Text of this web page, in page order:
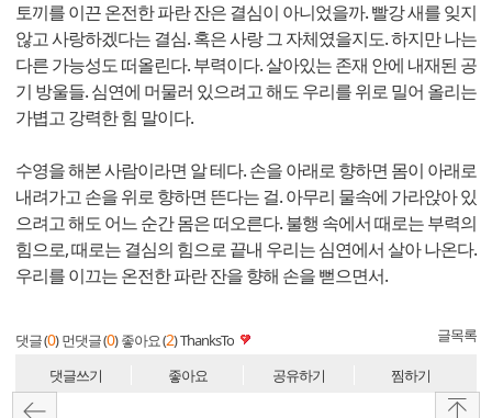
토끼를 이끈 온전한 파란 잔은 결심이 아니었을까. 빨강 새를 잊지
않고 사랑하겠다는 결심. 혹은 사랑 그 자체였을지도. 하지만 나는
다른 가능성도 떠올린다. 부력이다. 살아있는 존재 안에 내재된 공
기 방울들. 심연에 머물러 있으려고 해도 우리를 위로 밀어 올리는
가볍고 강력한 힘 말이다.
수영을 해본 사람이라면 알 테다. 손을 아래로 향하면 몸이 아래로
내려가고 손을 위로 향하면 뜬다는 걸. 아무리 물속에 가라앉아 있
으려고 해도 어느 순간 몸은 떠오른다. 불행 속에서 때로는 부력의
힘으로, 때로는 결심의 힘으로 끝내 우리는 심연에서 살아 나온다.
우리를 이끄는 온전한 파란 잔을 향해 손을 뻗으면서.
댓글 (0) 먼댓글 (0) 좋아요 (2)ThanksTo 글목록
댓글쓰기 좋아요 공유하기 찜하기